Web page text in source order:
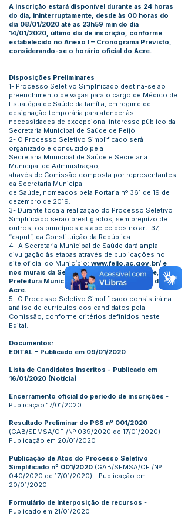
A inscrição estará disponível durante as 24 horas
do dia, ininterruptamente, desde às 00 horas do
dia 08/01/2020 até as 23h59 min do dia
14/01/2020, último dia de inscrição, conforme
estabelecido no Anexo I – Cronograma Previsto,
considerando-se o horário oficial do Acre.
Disposições Preliminares
1- Processo Seletivo Simplificado destina-se ao
preenchimento de vagas para o cargo de Médico de
Estratégia de Saúde da família, em regime de
designação temporária para atender às
necessidades de excepcional interesse público da
Secretaria Municipal de Saúde de Feijó.
2- O Processo Seletivo Simplificado será
organizado e conduzido pela
Secretaria Municipal de Saúde e Secretaria
Municipal de Administração,
através de Comissão composta por representantes
da Secretaria Municipal
de Saúde, nomeados pela Portaria nº 361 de 19 de
dezembro de 2019.
3- Durante toda a realização do Processo Seletivo
Simplificado serão prestigiados, sem prejuízo de
outros, os princípios estabelecidos no art. 37,
“caput”, da Constituição da República.
4- A Secretaria Municipal de Saúde dará ampla
divulgação às etapas através de publicações no
site oficial do Município: www.feijo.ac.gov.br/ e
nos murais da Secretaria Municipal de Saúde,
Prefeitura Municipal de Feijó e Diário Oficial do
Acre.
5- O Processo Seletivo Simplificado consistirá na
análise de currículos dos candidatos pela
Comissão, conforme critérios definidos neste
Edital.
Documentos:
EDITAL - Publicado em 09/01/2020
Lista de Candidatos Inscritos - Publicado em
16/01/2020 (Notícia)
Encerramento oficial do período de inscrições -
Publicação 17/01/2020
Resultado Preliminar do PSS nº 001/2020
(GAB/SEMSA/OF./Nº 039/2020 de 17/01/2020) -
Publicação em 20/01/2020
Publicação de Atos do Processo Seletivo
Simplificado nº 001/2020 (GAB/SEMSA/OF./Nº
040/2020 de 17/01/2020) - Publicação em
20/01/2020
Formulário de Interposição de recursos -
Publicado em 21/01/2020